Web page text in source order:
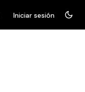
Iniciar sesión